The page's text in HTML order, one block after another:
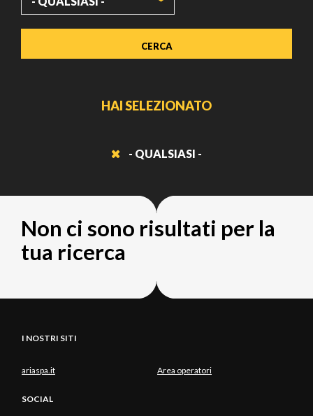
HAI SELEZIONATO
- QUALSIASI -
Non ci sono risultati per la
tua ricerca
I NOSTRI SITI
ariaspa.it Area operatori
SOCIAL